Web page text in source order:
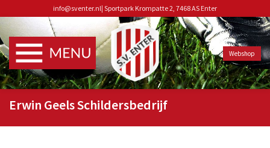
info@sventer.nl| Sportpark Krompatte 2, 7468 AS Enter
Webshop
Erwin Geels Schildersbedrijf